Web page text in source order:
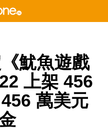
魷魚遊戲
上架 456
萬美元